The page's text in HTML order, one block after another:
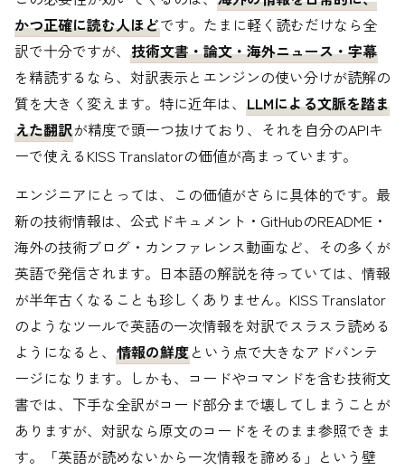
かつ正確に読む人ほどです。たまに軽く読むだけなら全
訳で十分ですが、 技術文書・論文・海外ニュース・字幕
を精読するなら、対訳表示とエンジンの使い分けが読解の
質を大きく変えます。特に近年は、 LLMによる文脈を踏ま
えた翻訳が精度で頭一つ抜けており、それを自分のAPIキ
ーで使えるKISS Translatorの価値が高まっています。
エンジニアにとっては、この価値がさらに具体的です。最
新の技術情報は、公式ドキュメント・GitHubのREADME・
海外の技術ブログ・カンファレンス動画など、その多くが
英語で発信されます。日本語の解説を待っていては、情報
が半年古くなることも珍しくありません。KISS Translator
のようなツールで英語の一次情報を対訳でスラスラ読める
ようになると、 情報の鮮度という点で大きなアドバンテ
ージになります。しかも、コードやコマンドを含む技術文
書では、下手な全訳がコード部分まで壊してしまうことが
ありますが、対訳なら原文のコードをそのまま参照できま
す。「英語が読めないから一次情報を諦める」という壁